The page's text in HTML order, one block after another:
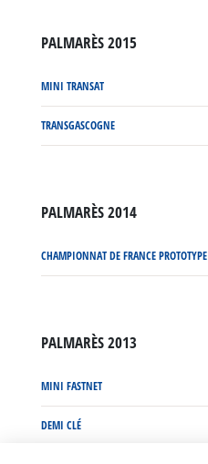
PALMARÈS 2015
MINI TRANSAT
TRANSGASCOGNE
PALMARÈS 2014
CHAMPIONNAT DE FRANCE PROTOTYPE
PALMARÈS 2013
MINI FASTNET
DEMI CLÉ